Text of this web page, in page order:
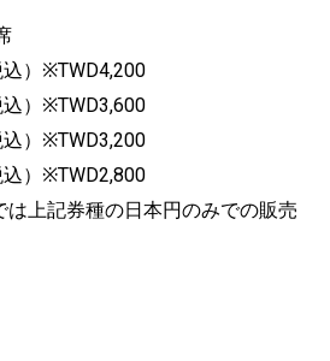
）※TWD4,200
）※TWD3,600
）※TWD3,200
）※TWD2,800
上記券種の日本円のみでの販売